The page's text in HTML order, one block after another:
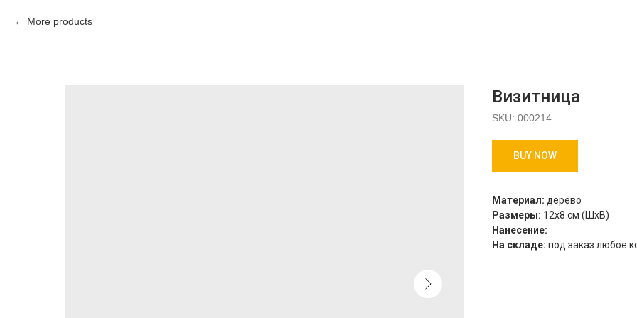
More products
Визитница
SKU: 000214
BUY NOW
Материал: дерево
Размеры: 12х8 см (ШхВ)
Нанесение:
На складе: под заказ любое